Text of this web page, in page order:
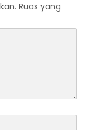
Ruas yang